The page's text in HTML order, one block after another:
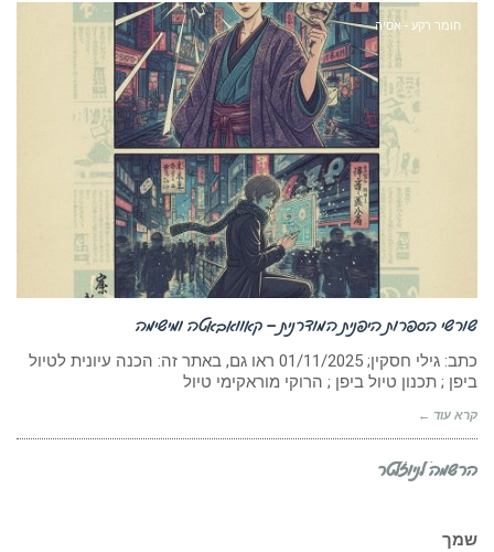
חומר רקע - אסיה
שורשי הספרות היפנית המודרנית – קאוואבאטה ומישימה
כתב: גילי חסקין; ‏01/11/2025 ראו גם, באתר זה: הכנה עיונית לטיול
ביפן ; תכנון טיול ביפן ; הרוקי מוראקימי טיול
קרא עוד ←
הרשמה לניוזלטר
שמך